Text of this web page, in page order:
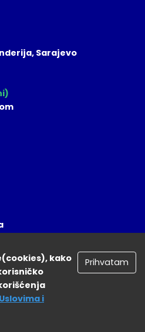
Sarajevo
kako
Uslovima i
Prihvatam